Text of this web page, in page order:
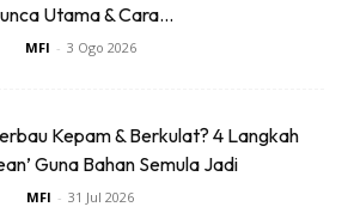
Utama & Cara...
MFI - 3 Ogo 2026
Kepam & Berkulat? 4 Langkah
Guna Bahan Semula Jadi
MFI - 31 Jul 2026